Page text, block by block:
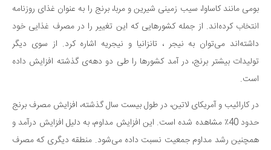
طنز
فال
مسابقه
اخبار
بومی مانند کاساوا، سیب زمینی شیرین و مربا، برنج را به عنوان غذای روزنامه
انتخاب کرده‌اند. از جمله کشورهایی که این تغییر را در مصرف غذایی خود
داشته‌اند می‌توان به نیجر ، تانزانیا و نیجریه اشاره کرد. از سوی دیگر
تولیدات بیشتر برنج، در آمد کشورها را طی دو دهه‌ی گذشته افزایش داده
است.
در کارائیب و آمریکای لاتین، در طول بیست سال گذشته، افزایش مصرف برنج
حدود 40٪ مشاهده شده است. این افزایش مداوم، به دلیل افزایش درآمد و
همچنین رشد مداوم جمعیت نسبت داده می‌شود. منطقه دیگری که مصرف